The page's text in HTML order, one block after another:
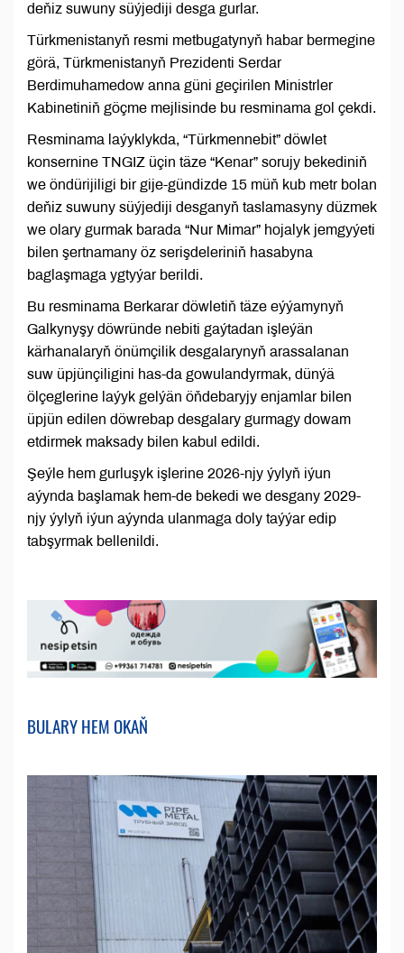
deňiz suwuny süýjediji desga gurlar.
Türkmenistanyň resmi metbugatynyň habar bermegine
görä, Türkmenistanyň Prezidenti Serdar
Berdimuhamedow anna güni geçirilen Ministrler
Kabinetiniň göçme mejlisinde bu resminama gol çekdi.
Resminama laýyklykda, “Türkmennebit” döwlet
konsernine TNGIZ üçin täze “Kenar” sorujy bekediniň
we öndürijiligi bir gije-gündizde 15 müň kub metr bolan
deňiz suwuny süýjediji desganyň taslamasyny düzmek
we olary gurmak barada “Nur Mimar” hojalyk jemgyýeti
bilen şertnamany öz serişdeleriniň hasabyna
baglaşmaga ygtyýar berildi.
Bu resminama Berkarar döwletiň täze eýýamynyň
Galkynyşy döwründe nebiti gaýtadan işleýän
kärhanalaryň önümçilik desgalarynyň arassalanan
suw üpjünçiligini has-da gowulandyrmak, dünýä
ölçeglerine laýyk gelýän öňdebaryjy enjamlar bilen
üpjün edilen döwrebap desgalary gurmagy dowam
etdirmek maksady bilen kabul edildi.
Şeýle hem gurluşyk işlerine 2026-njy ýylyň iýun
aýynda başlamak hem-de bekedi we desgany 2029-
njy ýylyň iýun aýynda ulanmaga doly taýýar edip
tabşyrmak bellenildi.
BULARY HEM OKAŇ